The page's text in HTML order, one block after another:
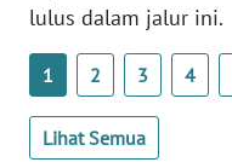
lulus dalam jalur ini.
1 2 3 4
Lihat Semua
JAMBI
WN
SULTRA